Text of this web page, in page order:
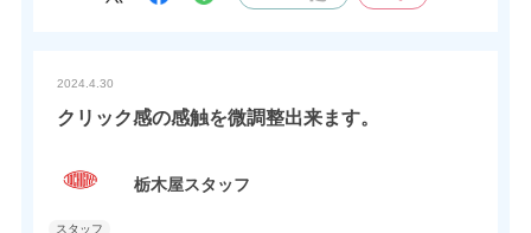
2024.4.30
クリック感の感触を微調整出来ます。
栃木屋スタッフ